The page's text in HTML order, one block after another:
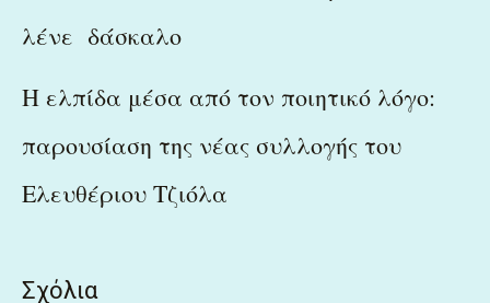
λένε δάσκαλο
Η ελπίδα μέσα από τον ποιητικό λόγο:
παρουσίαση της νέας συλλογής του
Ελευθέριου Τζιόλα
Σχόλια